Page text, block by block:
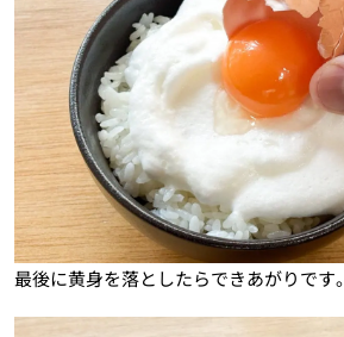
最後に黄身を落としたらできあがりです。